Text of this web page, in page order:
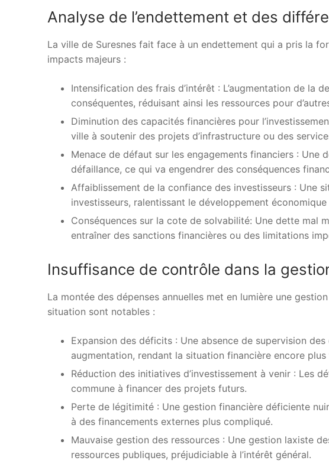
Analyse de l’endettement et des
La ville de Suresnes fait face à un endettement qui a pris la
impacts majeurs :
Intensification des frais d’intérêt : L’augmentation de la
conséquentes, réduisant ainsi les ressources pour
Diminution des capacités financières pour
ville à soutenir des projets d’infrastructure ou des
Menace de défaut sur les engagements financiers :
défaillance, ce qui va engendrer des conséquences
Affaiblissement de la confiance des investisseurs : Une
investisseurs, ralentissant le développement
Conséquences sur la cote de solvabilité: Une dette mal
entraîner des sanctions financières ou des limitations
Insuffisance de contrôle dans la
La montée des dépenses annuelles met en lumière une
situation sont notables :
Expansion des déficits : Une absence de supervision
augmentation, rendant la situation financière encore plus
Réduction des initiatives d’investissement à venir : Les
commune à financer des projets futurs.
Perte de légitimité : Une gestion financière déficiente
à des financements externes plus compliqué.
Mauvaise gestion des ressources : Une gestion laxiste
ressources publiques, préjudiciable à l’intérêt général.